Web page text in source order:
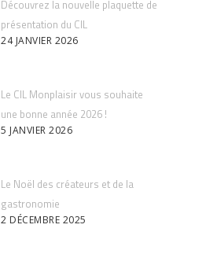
Découvrez la nouvelle plaquette de
présentation du CIL
24 JANVIER 2026
Le CIL Monplaisir vous souhaite
une bonne année 2026 !
5 JANVIER 2026
Le Noël des créateurs et de la
gastronomie
2 DÉCEMBRE 2025